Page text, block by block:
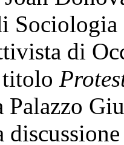
di
titolo
Palazzo